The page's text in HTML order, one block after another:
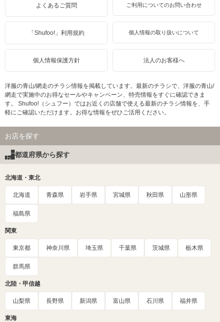
よくあるご質問 ご利用についてのお問い合わせ
「Shufoo!」利用規約 個人情報の取り扱いについて
個人情報保護方針 法人のお客様へ
洋服の青山/網走のチラシ情報を掲載しています。最新のチラシで、洋服の青山/
網走で実施中のお得なセールやキャンペーン、特売情報をすぐに確認できま
す。 Shufoo!（シュフー）ではお近くの店舗で使える最新のチラシ情報を、手
軽にご確認いただけます。お得な情報をぜひご活用ください。
お店を探す
都道府県から探す
北海道・東北
北海道 青森県 岩手県 宮城県 秋田県 山形県
福島県
関東
東京都 神奈川県 埼玉県 千葉県 茨城県 栃木県
群馬県
北陸・甲信越
山梨県 長野県 新潟県 富山県 石川県 福井県
東海